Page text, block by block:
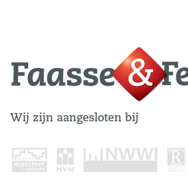
Wij zijn aangesloten bij